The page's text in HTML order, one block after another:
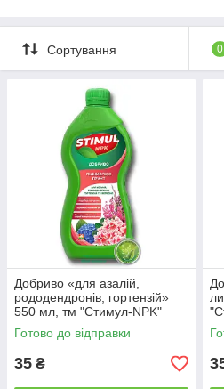
рецептура – ​​забезпечить
декоративних рослин до
складних погодних умов;
універсальність
NPK» для рослин дозволяє
кореневе та позакореневе
доступна вартість.
Сортування 0
Добриво «для азалій,
рододендронів, гортензій»
550 мл, тм "Стимул-NPK"
Готово до відправки
35 ₴